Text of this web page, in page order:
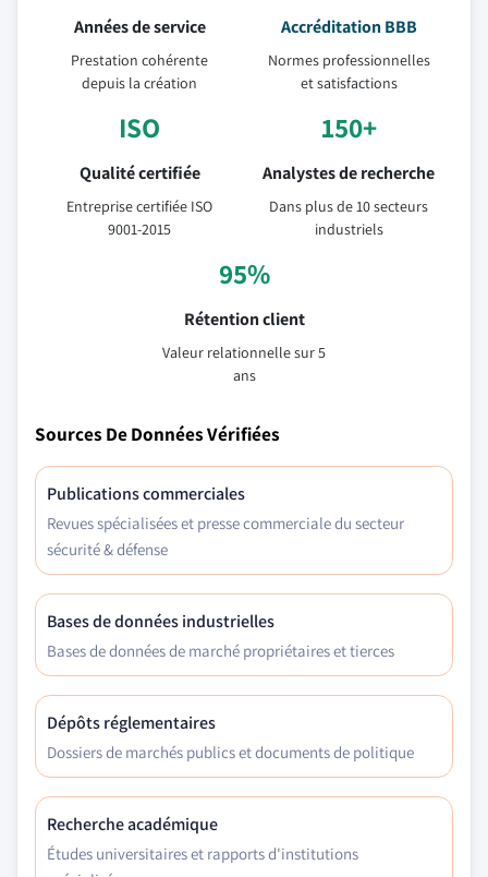
Années de service
Prestation cohérente
depuis la création
Accréditation BBB
Normes professionnelles
et satisfactions
ISO
Qualité certifiée
Entreprise certifiée ISO
9001-2015
150+
Analystes de recherche
Dans plus de 10 secteurs
industriels
95%
Rétention client
Valeur relationnelle sur 5
ans
Sources De Données Vérifiées
Publications commerciales
Revues spécialisées et presse commerciale du secteur
sécurité & défense
Bases de données industrielles
Bases de données de marché propriétaires et tierces
Dépôts réglementaires
Dossiers de marchés publics et documents de politique
Recherche académique
Études universitaires et rapports d'institutions